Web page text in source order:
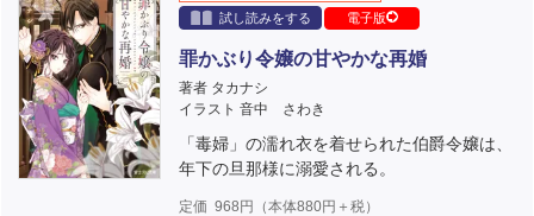
試し読みをする 電子版
罪かぶり令嬢の甘やかな再婚
著者 タカナシ
イラスト 音中 さわき
「毒婦」の濡れ衣を着せられた伯爵令嬢は、
年下の旦那様に溺愛される。
定価 968 円（本体880円＋税）